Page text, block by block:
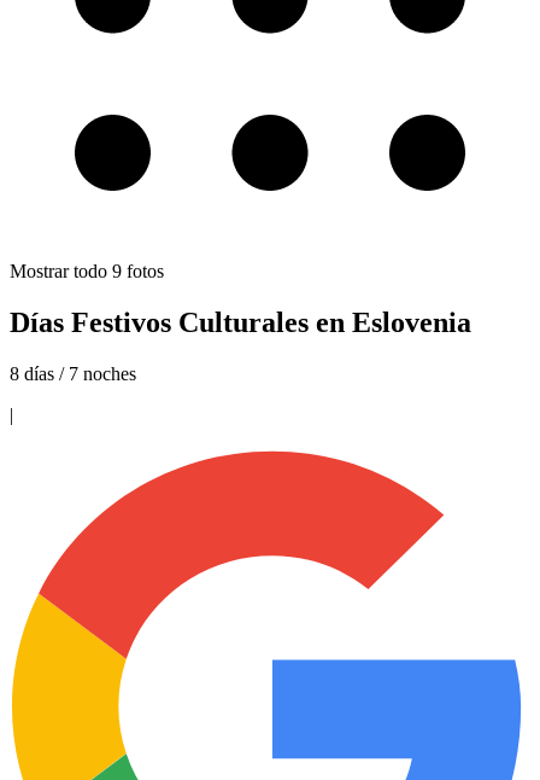
Mostrar todo 9 fotos
Días Festivos Culturales en Eslovenia
8 días / 7 noches
|